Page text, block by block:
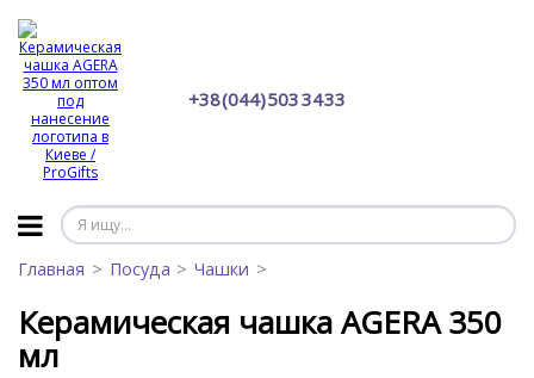
+38 (044) 503 34 33
Главная Посуда Чашки
Керамическая чашка AGERA 350
мл